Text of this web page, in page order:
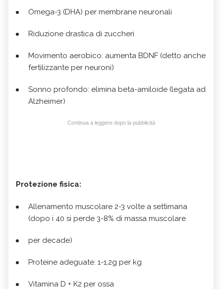
Omega-3 (DHA) per membrane neuronali
Riduzione drastica di zuccheri
Movimento aerobico: aumenta BDNF (detto anche
fertilizzante per neuroni)
Sonno profondo: elimina beta-amiloide (legata ad
Alzheimer)
Continua a leggere dopo la pubblicità
Protezione fisica:
Allenamento muscolare 2-3 volte a settimana
(dopo i 40 si perde 3-8% di massa muscolare
per decade)
Proteine adeguate: 1-1,2g per kg
Vitamina D + K2 per ossa